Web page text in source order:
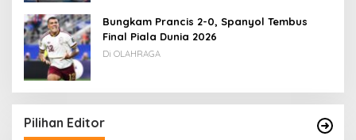
Bungkam Prancis 2-0, Spanyol Tembus
Final Piala Dunia 2026
Di OLAHRAGA
Pilihan Editor